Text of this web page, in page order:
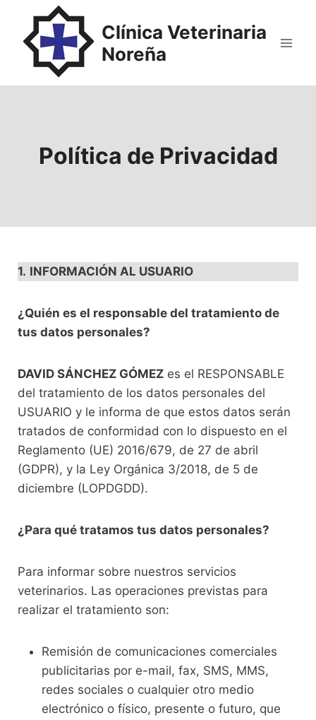
contenido
Clínica Veterinaria
Noreña
Política de Privacidad
1. INFORMACIÓN AL USUARIO
¿Quién es el responsable del tratamiento de
tus datos personales?
DAVID SÁNCHEZ GÓMEZ es el RESPONSABLE
del tratamiento de los datos personales del
USUARIO y le informa de que estos datos serán
tratados de conformidad con lo dispuesto en el
Reglamento (UE) 2016/679, de 27 de abril
(GDPR), y la Ley Orgánica 3/2018, de 5 de
diciembre (LOPDGDD).
¿Para qué tratamos tus datos personales?
Para informar sobre nuestros servicios
veterinarios. Las operaciones previstas para
realizar el tratamiento son:
Remisión de comunicaciones comerciales
publicitarias por e-mail, fax, SMS, MMS,
redes sociales o cualquier otro medio
electrónico o físico, presente o futuro, que